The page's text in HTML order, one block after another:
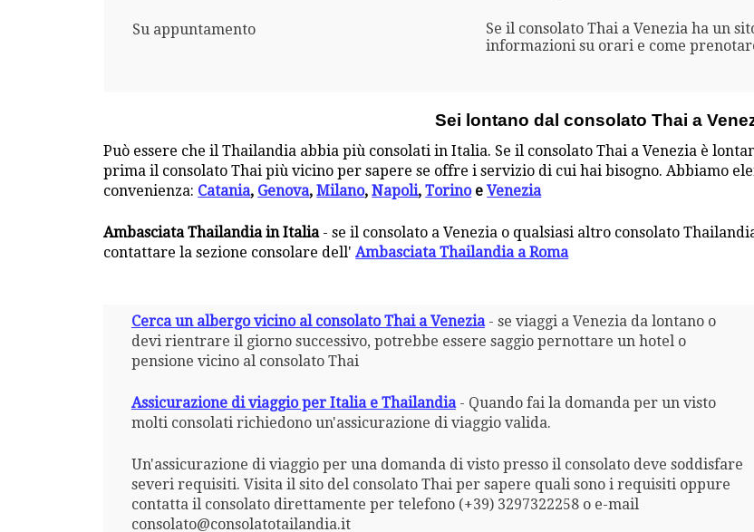
Su appuntamento
Se il consolato Thai a Venezia ha un
informazioni su orari e come
Sei lontano dal consolato Thai a
Può essere che il Thailandia abbia più consolati in Italia. Se il consolato Thai a Venezia è
prima il consolato Thai più vicino per sapere se offre i servizio di cui hai bisogno. Abbiamo
convenienza: Catania, Genova,Milano,Napoli,TorinoeVenezia
Ambasciata Thailandia in Italia- se il consolato a Venezia o qualsiasi altro consolato
contattare la sezione consolare dell'Ambasciata Thailandia a Roma
Cerca un albergo vicino al consolato Thai a Venezia- se viaggi a Venezia da lontano o
devi rientrare il giorno successivo, potrebbe essere saggio pernottare un hotel o
pensione vicino al consolato Thai
Assicurazione di viaggio per Italia e Thailandia- Quando fai la domanda per un visto
molti consolati richiedono un'assicurazione di viaggio valida.
Un'assicurazione di viaggio per una domanda di visto presso il consolato deve soddisfare
severi requisiti. Visita il sito del consolato Thai per sapere quali sono i requisiti oppure
contatta il consolato direttamente per telefono (+39) 3297322258 o e-mail
consolato@consolatotailandia.it